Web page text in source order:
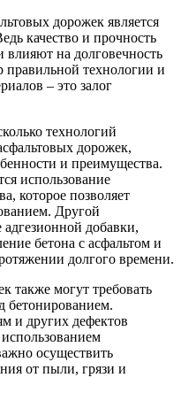
дорожек является
качество и прочность
влияют на долговечность
технологии и
– это залог
технологий
дорожек,
и преимущества.
использование
которое позволяет
Другой
добавки,
бетона с асфальтом и
долгого времени.
также могут требовать
бетонированием.
и других дефектов
осуществить
от пыли, грязи и